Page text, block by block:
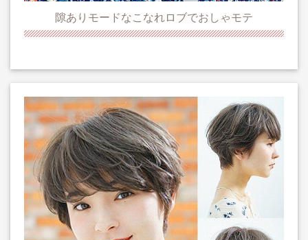
隙ありモードなこなれロブでおしゃモテ